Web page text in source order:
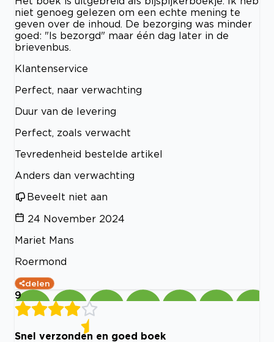
niet genoeg gelezen om een echte mening te
geven over de inhoud. De bezorging was minder
goed: "Is bezorgd" maar één dag later in de
brievenbus.
Klantenservice
Perfect, naar verwachting
Duur van de levering
Perfect, zoals verwacht
Tevredenheid bestelde artikel
Anders dan verwachting
Beveelt niet aan
24 November 2024
Mariet Mans
Roermond
delen
9
Snel verzonden en goed boek